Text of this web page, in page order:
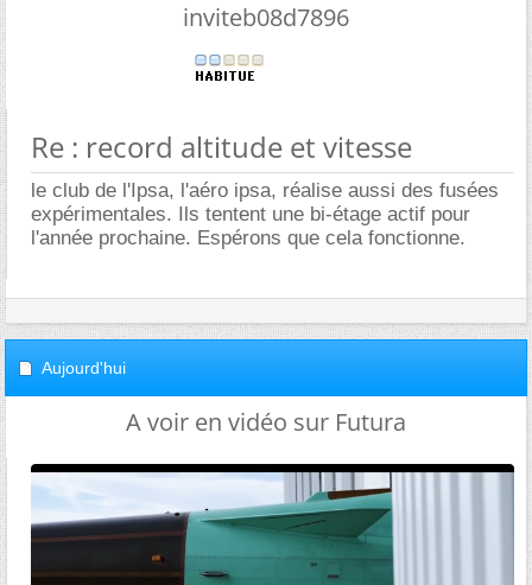
inviteb08d7896
Re : record altitude et vitesse
le club de l'Ipsa, l'aéro ipsa, réalise aussi des fusées
expérimentales. Ils tentent une bi-étage actif pour
l'année prochaine. Espérons que cela fonctionne.
Aujourd'hui
A voir en vidéo sur Futura